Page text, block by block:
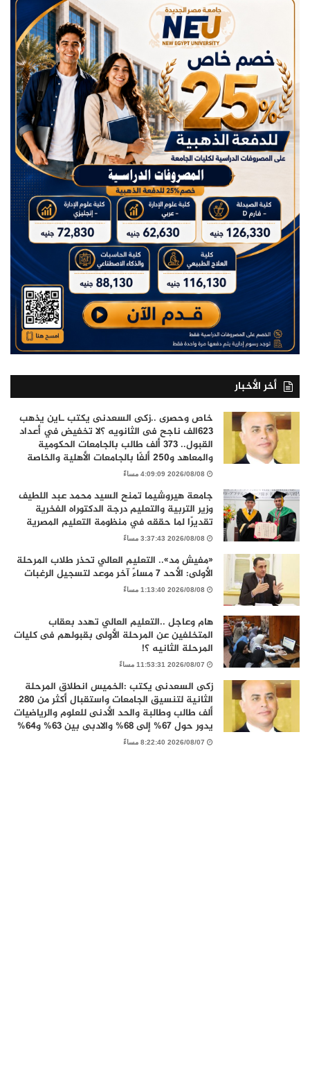
أخر الأخبار
خاص وحصرى ..زكى السعدنى يكتب ـاين يذهب
٦٢٣الف ناجح فى الثانويه ؟لا تخفيض في أعداد
القبول.. 373 ألف طالب بالجامعات الحكومية
والمعاهد و250 ألفًا بالجامعات الأهلية والخاصة
2026/08/08 4:09:09 مساءً
جامعة هيروشيما تمنح السيد محمد عبد اللطيف
وزير التربية والتعليم درجة الدكتوراه الفخرية
تقديرًا لما حققه في منظومة التعليم المصرية
2026/08/08 3:37:43 مساءً
«مفيش مد».. التعليم العالي تحذر طلاب المرحلة
الأولى: الأحد 7 مساءً آخر موعد لتسجيل الرغبات
2026/08/08 1:13:40 مساءً
هام وعاجل ..التعليم العالي تهدد بعقاب
المتخلفين عن المرحلة الأولى بقبولهم فى كليات
المرحلة الثانيه ؟!
2026/08/07 11:53:31 مساءً
زكى السعدنى يكتب :الخميس انطلاق المرحلة
الثانية لتنسيق الجامعات واستقبال أكثر من 280
ألف طالب وطالبة والحد الأدنى للعلوم والرياضيات
يدور حول 67% إلى 68% والادبى بين 63% و64%
2026/08/07 8:22:40 مساءً